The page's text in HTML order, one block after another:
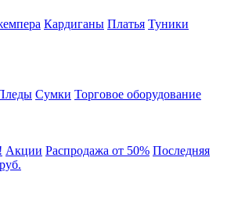
Кардиганы Платья Туники
Сумки Торговое оборудование
Акции Распродажа от 50% Последняя